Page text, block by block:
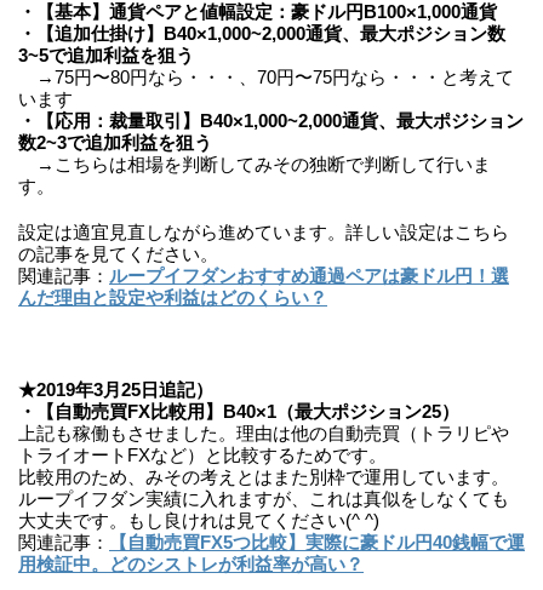
・【基本】通貨ペアと値幅設定：豪ドル円B100×1,000通貨
・【追加仕掛け】B40×1,000~2,000通貨、最大ポジション数
3~5で追加利益を狙う
→75円〜80円なら・・・、70円〜75円なら・・・と考えて
います
・【応用：裁量取引】B40×1,000~2,000通貨、最大ポジション
数2~3で追加利益を狙う
→こちらは相場を判断してみその独断で判断して行いま
す。
設定は適宜見直しながら進めています。詳しい設定はこちら
の記事を見てください。
関連記事： ループイフダンおすすめ通過ペアは豪ドル円！選
んだ理由と設定や利益はどのくらい？
★2019年3月25日追記）
・【自動売買FX比較用】B40×1（最大ポジション25）
上記も稼働もさせました。理由は他の自動売買（トラリピや
トライオートFXなど）と比較するためです。
比較用のため、みその考えとはまた別枠で運用しています。
ループイフダン実績に入れますが、これは真似をしなくても
大丈夫です。もし良けれは見てください(^ ^)
関連記事：
【自動売買FX5つ比較】実際に豪ドル円40銭幅で運
用検証中。どのシストレが利益率が高い？